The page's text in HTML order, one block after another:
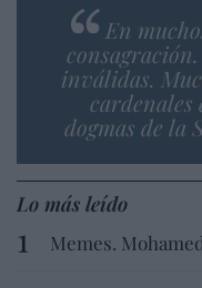
En
inválidas.
cardenales
dogmas de la
Lo más leído
Memes.